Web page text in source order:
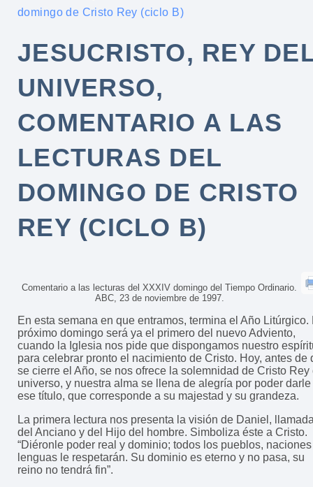
domingo de Cristo Rey (ciclo B)
JESUCRISTO, REY
UNIVERSO,
COMENTARIO A LAS
LECTURAS DEL
DOMINGO DE CRISTO
REY (CICLO B)
Comentario a las lecturas del XXXIV domingo del Tiempo Ordinario.
ABC, 23 de noviembre de 1997.
En esta semana en que entramos, termina el Año Litúrgico.
próximo domingo será ya el primero del nuevo Adviento,
cuando la Iglesia nos pide que dispongamos nuestro
para celebrar pronto el nacimiento de Cristo. Hoy, antes de
se cierre el Año, se nos ofrece la solemnidad de Cristo Rey
universo, y nuestra alma se llena de alegría por poder darle
ese título, que corresponde a su majestad y su grandeza.
La primera lectura nos presenta la visión de Daniel,
del Anciano y del Hijo del hombre. Simboliza éste a Cristo.
“Diéronle poder real y dominio; todos los pueblos,
lenguas le respetarán. Su dominio es eterno y no pasa, su
reino no tendrá fin”.